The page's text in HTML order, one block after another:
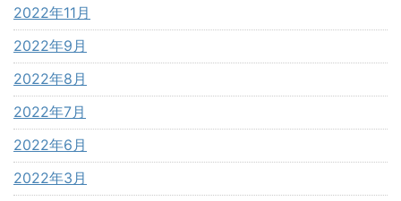
2022年11月
2022年9月
2022年8月
2022年7月
2022年6月
2022年3月